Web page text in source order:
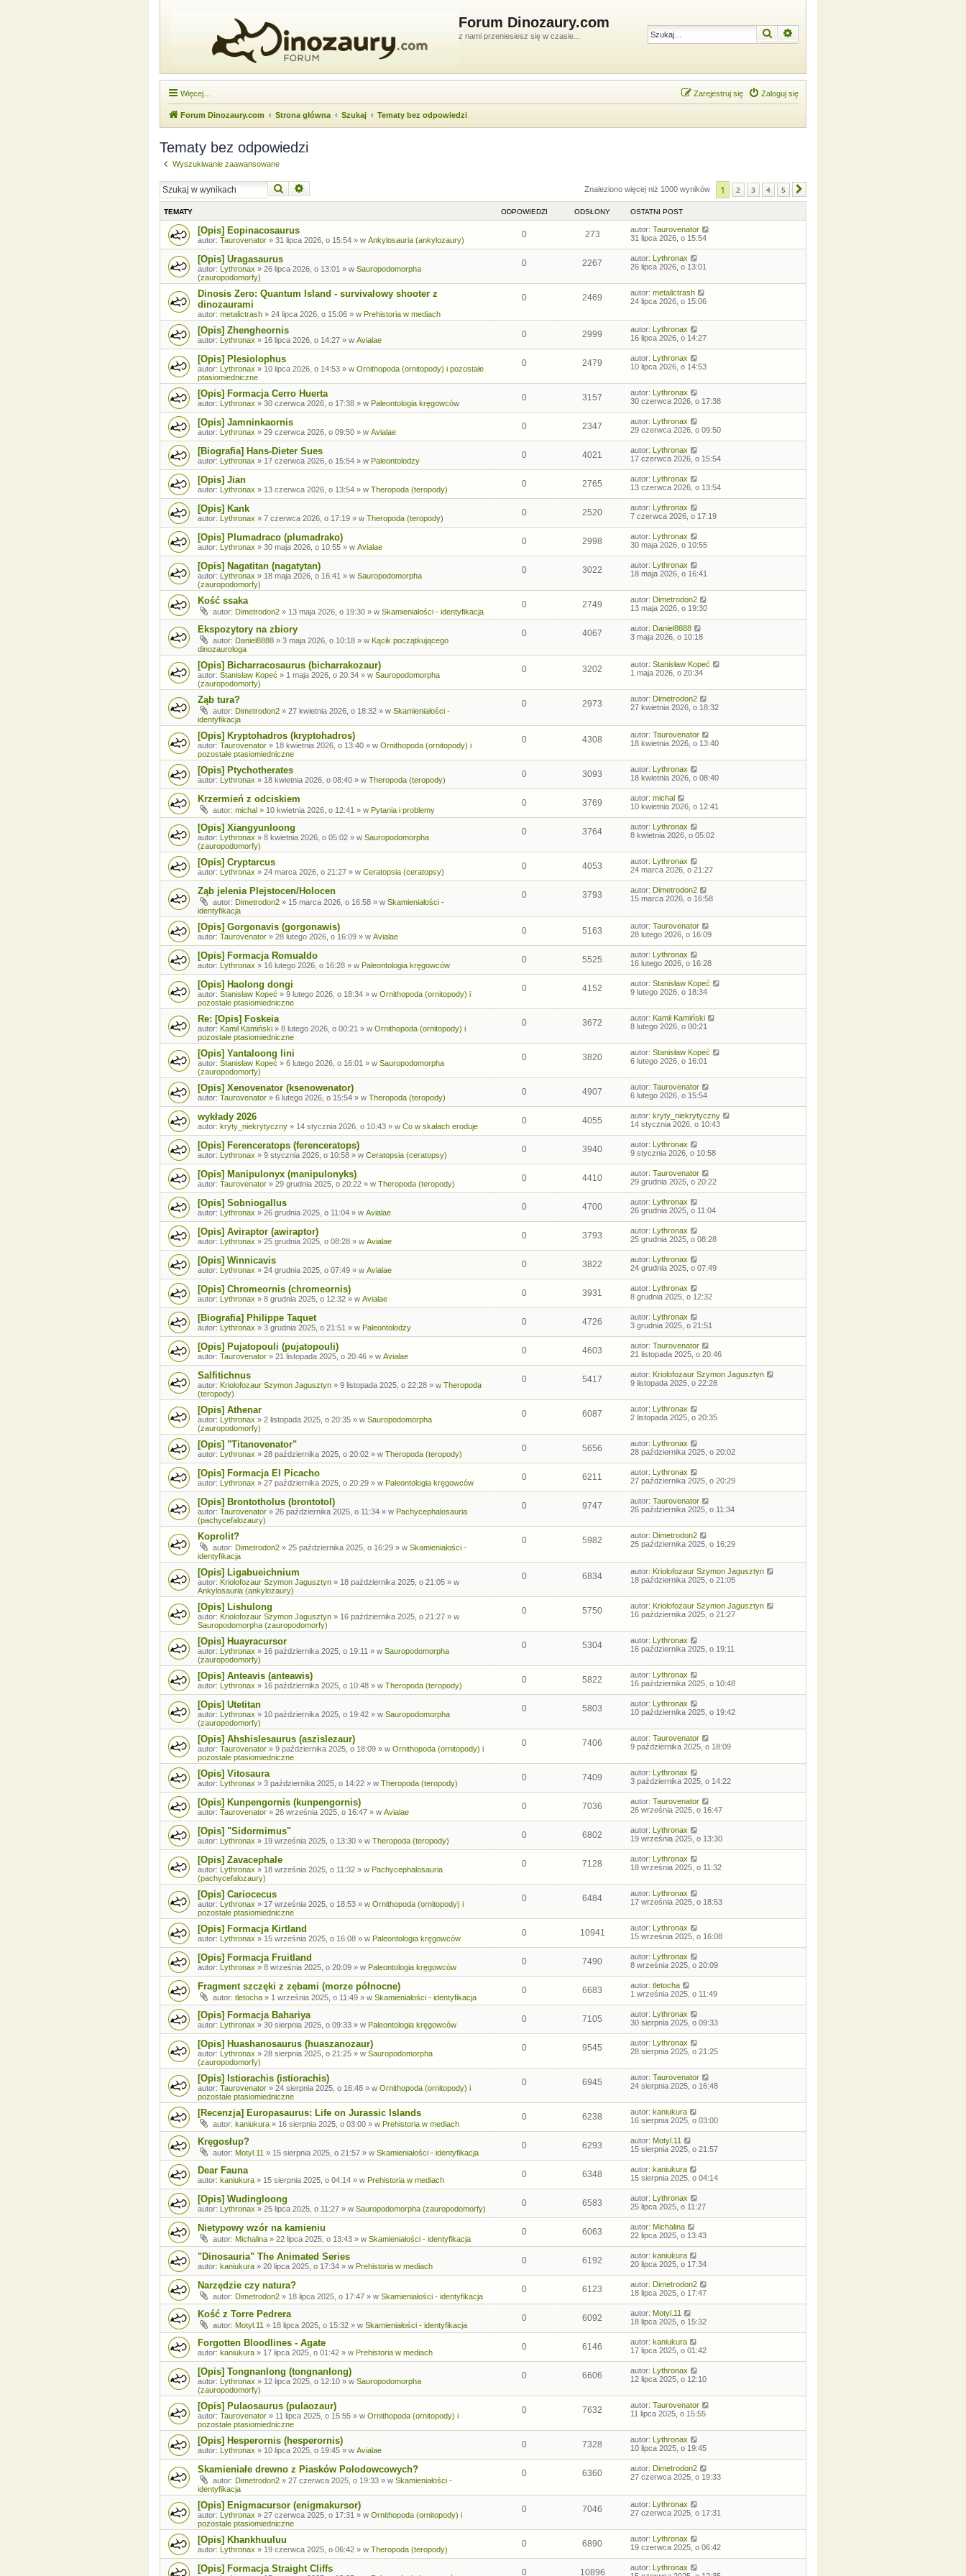
Forum Dinozaury.com
z nami przeniesiesz się w czasie... Szukaj
Więcej… Zaloguj się
Zarejestruj się
Forum Dinozaury.com Strona główna Szukaj Tematy bez odpowiedzi
Tematy bez odpowiedzi
Wyszukiwanie zaawansowane
Szukaj Znaleziono więcej niż 1000 wyników 1 2 3 4 5
TEMATY ODPOWIEDZI ODSŁONY OSTATNI POST
[Opis] Eopinacosaurus
autor: Taurovenator » 31 lipca 2026, o 15:54 » w Ankylosauria (ankylozaury)
0 273 autor: Taurovenator
31 lipca 2026, o 15:54
[Opis] Uragasaurus
autor: Lythronax » 26 lipca 2026, o 13:01 » w Sauropodomorpha
(zauropodomorfy)
0 2267 autor: Lythronax
26 lipca 2026, o 13:01
Dinosis Zero: Quantum Island - survivalowy shooter z
dinozaurami
autor: metalictrash » 24 lipca 2026, o 15:06 » w Prehistoria w mediach
0 2469 autor: metalictrash
24 lipca 2026, o 15:06
[Opis] Zhengheornis
autor: Lythronax » 16 lipca 2026, o 14:27 » w Avialae
0 2999 autor: Lythronax
16 lipca 2026, o 14:27
[Opis] Plesiolophus
autor: Lythronax » 10 lipca 2026, o 14:53 » w Ornithopoda (ornitopody) i pozostałe
ptasiomiedniczne
0 2479 autor: Lythronax
10 lipca 2026, o 14:53
[Opis] Formacja Cerro Huerta
autor: Lythronax » 30 czerwca 2026, o 17:38 » w Paleontologia kręgowców
0 3157 autor: Lythronax
30 czerwca 2026, o 17:38
[Opis] Jamninkaornis
autor: Lythronax » 29 czerwca 2026, o 09:50 » w Avialae
0 2347 autor: Lythronax
29 czerwca 2026, o 09:50
[Biografia] Hans-Dieter Sues
autor: Lythronax » 17 czerwca 2026, o 15:54 » w Paleontolodzy
0 4021 autor: Lythronax
17 czerwca 2026, o 15:54
[Opis] Jian
autor: Lythronax » 13 czerwca 2026, o 13:54 » w Theropoda (teropody)
0 2765 autor: Lythronax
13 czerwca 2026, o 13:54
[Opis] Kank
autor: Lythronax » 7 czerwca 2026, o 17:19 » w Theropoda (teropody)
0 2520 autor: Lythronax
7 czerwca 2026, o 17:19
[Opis] Plumadraco (plumadrako)
autor: Lythronax » 30 maja 2026, o 10:55 » w Avialae
0 2998 autor: Lythronax
30 maja 2026, o 10:55
[Opis] Nagatitan (nagatytan)
autor: Lythronax » 18 maja 2026, o 16:41 » w Sauropodomorpha
(zauropodomorfy)
0 3022 autor: Lythronax
18 maja 2026, o 16:41
Kość ssaka
autor: Dimetrodon2 » 13 maja 2026, o 19:30 » w Skamieniałości - identyfikacja
0 2749 autor: Dimetrodon2
13 maja 2026, o 19:30
Ekspozytory na zbiory
autor: Daniel8888 » 3 maja 2026, o 10:18 » w Kącik początkującego
dinozaurologa
0 4067 autor: Daniel8888
3 maja 2026, o 10:18
[Opis] Bicharracosaurus (bicharrakozaur)
autor: Stanisław Kopeć » 1 maja 2026, o 20:34 » w Sauropodomorpha
(zauropodomorfy)
0 3202 autor: Stanisław Kopeć
1 maja 2026, o 20:34
Ząb tura?
autor: Dimetrodon2 » 27 kwietnia 2026, o 18:32 » w Skamieniałości -
identyfikacja
0 2973 autor: Dimetrodon2
27 kwietnia 2026, o 18:32
[Opis] Kryptohadros (kryptohadros)
autor: Taurovenator » 18 kwietnia 2026, o 13:40 » w Ornithopoda (ornitopody) i
pozostałe ptasiomiedniczne
0 4308 autor: Taurovenator
18 kwietnia 2026, o 13:40
[Opis] Ptychotherates
autor: Lythronax » 18 kwietnia 2026, o 08:40 » w Theropoda (teropody)
0 3093 autor: Lythronax
18 kwietnia 2026, o 08:40
Krzermień z odciskiem
autor: michal » 10 kwietnia 2026, o 12:41 » w Pytania i problemy
0 3769 autor: michal
10 kwietnia 2026, o 12:41
[Opis] Xiangyunloong
autor: Lythronax » 8 kwietnia 2026, o 05:02 » w Sauropodomorpha
(zauropodomorfy)
0 3764 autor: Lythronax
8 kwietnia 2026, o 05:02
[Opis] Cryptarcus
autor: Lythronax » 24 marca 2026, o 21:27 » w Ceratopsia (ceratopsy)
0 4053 autor: Lythronax
24 marca 2026, o 21:27
Ząb jelenia Plejstocen/Holocen
autor: Dimetrodon2 » 15 marca 2026, o 16:58 » w Skamieniałości -
identyfikacja
0 3793 autor: Dimetrodon2
15 marca 2026, o 16:58
[Opis] Gorgonavis (gorgonawis)
autor: Taurovenator » 28 lutego 2026, o 16:09 » w Avialae
0 5163 autor: Taurovenator
28 lutego 2026, o 16:09
[Opis] Formacja Romualdo
autor: Lythronax » 16 lutego 2026, o 16:28 » w Paleontologia kręgowców
0 5525 autor: Lythronax
16 lutego 2026, o 16:28
[Opis] Haolong dongi
autor: Stanisław Kopeć » 9 lutego 2026, o 18:34 » w Ornithopoda (ornitopody) i
pozostałe ptasiomiedniczne
0 4152 autor: Stanisław Kopeć
9 lutego 2026, o 18:34
Re: [Opis] Foskeia
autor: Kamil Kamiński » 8 lutego 2026, o 00:21 » w Ornithopoda (ornitopody) i
pozostałe ptasiomiedniczne
0 3672 autor: Kamil Kamiński
8 lutego 2026, o 00:21
[Opis] Yantaloong lini
autor: Stanisław Kopeć » 6 lutego 2026, o 16:01 » w Sauropodomorpha
(zauropodomorfy)
0 3820 autor: Stanisław Kopeć
6 lutego 2026, o 16:01
[Opis] Xenovenator (ksenowenator)
autor: Taurovenator » 6 lutego 2026, o 15:54 » w Theropoda (teropody)
0 4907 autor: Taurovenator
6 lutego 2026, o 15:54
wykłady 2026
autor: kryty_niekrytyczny » 14 stycznia 2026, o 10:43 » w Co w skałach eroduje
0 4055 autor: kryty_niekrytyczny
14 stycznia 2026, o 10:43
[Opis] Ferenceratops (ferenceratops)
autor: Lythronax » 9 stycznia 2026, o 10:58 » w Ceratopsia (ceratopsy)
0 3940 autor: Lythronax
9 stycznia 2026, o 10:58
[Opis] Manipulonyx (manipulonyks)
autor: Taurovenator » 29 grudnia 2025, o 20:22 » w Theropoda (teropody)
0 4410 autor: Taurovenator
29 grudnia 2025, o 20:22
[Opis] Sobniogallus
autor: Lythronax » 26 grudnia 2025, o 11:04 » w Avialae
0 4700 autor: Lythronax
26 grudnia 2025, o 11:04
[Opis] Aviraptor (awiraptor)
autor: Lythronax » 25 grudnia 2025, o 08:28 » w Avialae
0 3793 autor: Lythronax
25 grudnia 2025, o 08:28
[Opis] Winnicavis
autor: Lythronax » 24 grudnia 2025, o 07:49 » w Avialae
0 3822 autor: Lythronax
24 grudnia 2025, o 07:49
[Opis] Chromeornis (chromeornis)
autor: Lythronax » 8 grudnia 2025, o 12:32 » w Avialae
0 3931 autor: Lythronax
8 grudnia 2025, o 12:32
[Biografia] Philippe Taquet
autor: Lythronax » 3 grudnia 2025, o 21:51 » w Paleontolodzy
0 4726 autor: Lythronax
3 grudnia 2025, o 21:51
[Opis] Pujatopouli (pujatopouli)
autor: Taurovenator » 21 listopada 2025, o 20:46 » w Avialae
0 4603 autor: Taurovenator
21 listopada 2025, o 20:46
Salfitichnus
autor: Kriolofozaur Szymon Jagusztyn » 9 listopada 2025, o 22:28 » w Theropoda
(teropody)
0 5417 autor: Kriolofozaur Szymon Jagusztyn
9 listopada 2025, o 22:28
[Opis] Athenar
autor: Lythronax » 2 listopada 2025, o 20:35 » w Sauropodomorpha
(zauropodomorfy)
0 6087 autor: Lythronax
2 listopada 2025, o 20:35
[Opis] "Titanovenator"
autor: Lythronax » 28 października 2025, o 20:02 » w Theropoda (teropody)
0 5656 autor: Lythronax
28 października 2025, o 20:02
[Opis] Formacja El Picacho
autor: Lythronax » 27 października 2025, o 20:29 » w Paleontologia kręgowców
0 6211 autor: Lythronax
27 października 2025, o 20:29
[Opis] Brontotholus (brontotol)
autor: Taurovenator » 26 października 2025, o 11:34 » w Pachycephalosauria
(pachycefalozaury)
0 9747 autor: Taurovenator
26 października 2025, o 11:34
Koprolit?
autor: Dimetrodon2 » 25 października 2025, o 16:29 » w Skamieniałości -
identyfikacja
0 5982 autor: Dimetrodon2
25 października 2025, o 16:29
[Opis] Ligabueichnium
autor: Kriolofozaur Szymon Jagusztyn » 18 października 2025, o 21:05 » w
Ankylosauria (ankylozaury)
0 6834 autor: Kriolofozaur Szymon Jagusztyn
18 października 2025, o 21:05
[Opis] Lishulong
autor: Kriolofozaur Szymon Jagusztyn » 16 października 2025, o 21:27 » w
Sauropodomorpha (zauropodomorfy)
0 5750 autor: Kriolofozaur Szymon Jagusztyn
16 października 2025, o 21:27
[Opis] Huayracursor
autor: Lythronax » 16 października 2025, o 19:11 » w Sauropodomorpha
(zauropodomorfy)
0 5304 autor: Lythronax
16 października 2025, o 19:11
[Opis] Anteavis (anteawis)
autor: Lythronax » 16 października 2025, o 10:48 » w Theropoda (teropody)
0 5822 autor: Lythronax
16 października 2025, o 10:48
[Opis] Utetitan
autor: Lythronax » 10 października 2025, o 19:42 » w Sauropodomorpha
(zauropodomorfy)
0 5803 autor: Lythronax
10 października 2025, o 19:42
[Opis] Ahshislesaurus (aszislezaur)
autor: Taurovenator » 9 października 2025, o 18:09 » w Ornithopoda (ornitopody) i
pozostałe ptasiomiedniczne
0 7406 autor: Taurovenator
9 października 2025, o 18:09
[Opis] Vitosaura
autor: Lythronax » 3 października 2025, o 14:22 » w Theropoda (teropody)
0 7409 autor: Lythronax
3 października 2025, o 14:22
[Opis] Kunpengornis (kunpengornis)
autor: Taurovenator » 26 września 2025, o 16:47 » w Avialae
0 7036 autor: Taurovenator
26 września 2025, o 16:47
[Opis] "Sidormimus"
autor: Lythronax » 19 września 2025, o 13:30 » w Theropoda (teropody)
0 6802 autor: Lythronax
19 września 2025, o 13:30
[Opis] Zavacephale
autor: Lythronax » 18 września 2025, o 11:32 » w Pachycephalosauria
(pachycefalozaury)
0 7128 autor: Lythronax
18 września 2025, o 11:32
[Opis] Cariocecus
autor: Lythronax » 17 września 2025, o 18:53 » w Ornithopoda (ornitopody) i
pozostałe ptasiomiedniczne
0 6484 autor: Lythronax
17 września 2025, o 18:53
[Opis] Formacja Kirtland
autor: Lythronax » 15 września 2025, o 16:08 » w Paleontologia kręgowców
0 10941 autor: Lythronax
15 września 2025, o 16:08
[Opis] Formacja Fruitland
autor: Lythronax » 8 września 2025, o 20:09 » w Paleontologia kręgowców
0 7490 autor: Lythronax
8 września 2025, o 20:09
Fragment szczęki z zębami (morze północne)
autor: tletocha » 1 września 2025, o 11:49 » w Skamieniałości - identyfikacja
0 6683 autor: tletocha
1 września 2025, o 11:49
[Opis] Formacja Bahariya
autor: Lythronax » 30 sierpnia 2025, o 09:33 » w Paleontologia kręgowców
0 7105 autor: Lythronax
30 sierpnia 2025, o 09:33
[Opis] Huashanosaurus (huaszanozaur)
autor: Lythronax » 28 sierpnia 2025, o 21:25 » w Sauropodomorpha
(zauropodomorfy)
0 9545 autor: Lythronax
28 sierpnia 2025, o 21:25
[Opis] Istiorachis (istiorachis)
autor: Taurovenator » 24 sierpnia 2025, o 16:48 » w Ornithopoda (ornitopody) i
pozostałe ptasiomiedniczne
0 6945 autor: Taurovenator
24 sierpnia 2025, o 16:48
[Recenzja] Europasaurus: Life on Jurassic Islands
autor: kaniukura » 16 sierpnia 2025, o 03:00 » w Prehistoria w mediach
0 6238 autor: kaniukura
16 sierpnia 2025, o 03:00
Kręgosłup?
autor: Motyl.11 » 15 sierpnia 2025, o 21:57 » w Skamieniałości - identyfikacja
0 6293 autor: Motyl.11
15 sierpnia 2025, o 21:57
Dear Fauna
autor: kaniukura » 15 sierpnia 2025, o 04:14 » w Prehistoria w mediach
0 6348 autor: kaniukura
15 sierpnia 2025, o 04:14
[Opis] Wudingloong
autor: Lythronax » 25 lipca 2025, o 11:27 » w Sauropodomorpha (zauropodomorfy)
0 6583 autor: Lythronax
25 lipca 2025, o 11:27
Nietypowy wzór na kamieniu
autor: Michalina » 22 lipca 2025, o 13:43 » w Skamieniałości - identyfikacja
0 6063 autor: Michalina
22 lipca 2025, o 13:43
"Dinosauria" The Animated Series
autor: kaniukura » 20 lipca 2025, o 17:34 » w Prehistoria w mediach
0 6192 autor: kaniukura
20 lipca 2025, o 17:34
Narzędzie czy natura?
autor: Dimetrodon2 » 18 lipca 2025, o 17:47 » w Skamieniałości - identyfikacja
0 6123 autor: Dimetrodon2
18 lipca 2025, o 17:47
Kość z Torre Pedrera
autor: Motyl.11 » 18 lipca 2025, o 15:32 » w Skamieniałości - identyfikacja
0 6092 autor: Motyl.11
18 lipca 2025, o 15:32
Forgotten Bloodlines - Agate
autor: kaniukura » 17 lipca 2025, o 01:42 » w Prehistoria w mediach
0 6146 autor: kaniukura
17 lipca 2025, o 01:42
[Opis] Tongnanlong (tongnanlong)
autor: Lythronax » 12 lipca 2025, o 12:10 » w Sauropodomorpha
(zauropodomorfy)
0 6606 autor: Lythronax
12 lipca 2025, o 12:10
[Opis] Pulaosaurus (pulaozaur)
autor: Taurovenator » 11 lipca 2025, o 15:55 » w Ornithopoda (ornitopody) i
pozostałe ptasiomiedniczne
0 7632 autor: Taurovenator
11 lipca 2025, o 15:55
[Opis] Hesperornis (hesperornis)
autor: Lythronax » 10 lipca 2025, o 19:45 » w Avialae
0 7328 autor: Lythronax
10 lipca 2025, o 19:45
Skamieniałe drewno z Piasków Polodowcowych?
autor: Dimetrodon2 » 27 czerwca 2025, o 19:33 » w Skamieniałości -
identyfikacja
0 6360 autor: Dimetrodon2
27 czerwca 2025, o 19:33
[Opis] Enigmacursor (enigmakursor)
autor: Lythronax » 27 czerwca 2025, o 17:31 » w Ornithopoda (ornitopody) i
pozostałe ptasiomiedniczne
0 7046 autor: Lythronax
27 czerwca 2025, o 17:31
[Opis] Khankhuuluu
autor: Lythronax » 19 czerwca 2025, o 06:42 » w Theropoda (teropody)
0 6890 autor: Lythronax
19 czerwca 2025, o 06:42
[Opis] Formacja Straight Cliffs 0 10896 autor: Lythronax